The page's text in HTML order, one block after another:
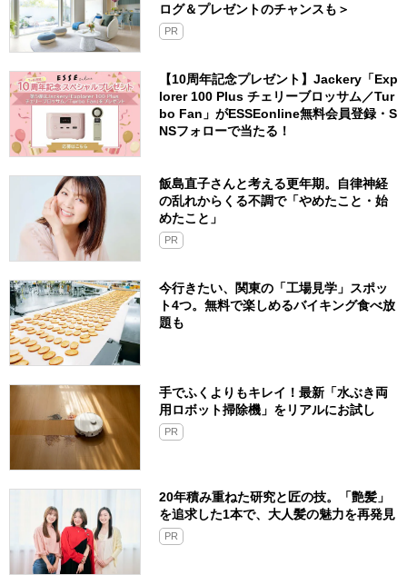
ログ＆プレゼントのチャンスも＞
PR
【10周年記念プレゼント】Jackery「Exp
lorer 100 Plus チェリーブロッサム／Tur
bo Fan」がESSEonline無料会員登録・S
NSフォローで当たる！
飯島直子さんと考える更年期。自律神経
の乱れからくる不調で「やめたこと・始
めたこと」
PR
今行きたい、関東の「工場見学」スポッ
ト4つ。無料で楽しめるバイキング食べ放
題も
手でふくよりもキレイ！最新「水ぶき両
用ロボット掃除機」をリアルにお試し
PR
20年積み重ねた研究と匠の技。「艶髪」
を追求した1本で、大人髪の魅力を再発見
PR